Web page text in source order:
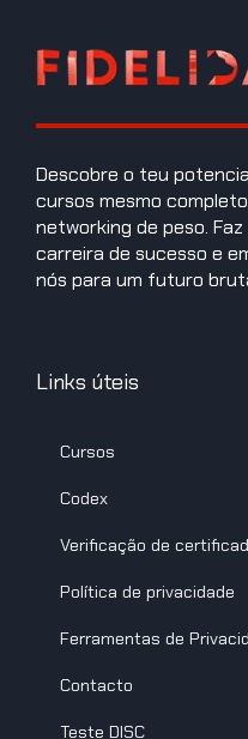
Descobre o teu
cursos mesmo
networking de peso.
carreira de sucesso e
nós para um futuro
Links úteis
Cursos
Codex
Verificação de
Política de privacidade
Ferramentas de
Contacto
Teste DISC